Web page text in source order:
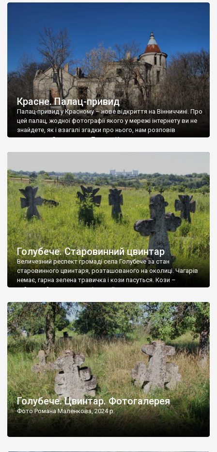
Красне. Палац-привид
Палац-привид у Красному – нове відкриття на Вінниччині. Про
цей палац, жодної фотографії якого у мережі інтернету ви не
знайдете, як і взагалі згадки про нього, нам розповів
мешканець Самгородка. Палац у Красному вразив не лише
Голубече. Старовинний цвинтар
Величезний респект громаді села Голубече за стан
старовинного цвинтаря, розташованого на околиці. Чагарів
немає, гарна зелена травичка і кози пасуться. Кози –
найкращий регулятор шкідливої, для старих кладовищ,
бруньками, кози ті бруньки обгризають, бо то улюблений
делікатес. На цвинтарі у Голубечому ціла колекція
різноманітних форм хрестів. Село відносно невелике, […]
Голубече. Цвинтар. Фотогалерея
Фото Романа Маленкова, 2024 р.